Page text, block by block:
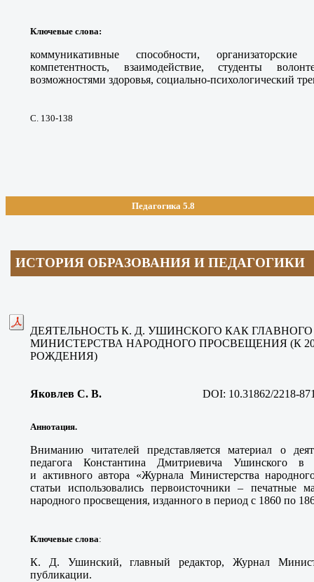
Ключевые слова:
коммуникативные способности, организаторские
компетентность, взаимодействие, студенты
возможностями здоровья, социально-психологический
С. 130-138
Педагогика 5.8
ИСТОРИЯ ОБРАЗОВАНИЯ И ПЕДАГОГИКИ
ДЕЯТЕЛЬНОСТЬ К. Д. УШИНСКОГО КАК
МИНИСТЕРСТВА НАРОДНОГО ПРОСВЕЩЕНИЯ (К
РОЖДЕНИЯ)
Яковлев С. В. DOI: 10.31862/2218-
Аннотация.
Вниманию читателей представляется материал о
педагога Константина Дмитриевича Ушинского в
и активного автора «Журнала Министерства
статьи использовались первоисточники – печатные
народного просвещения, изданного в период с 1860 по
Ключевые слова:
К. Д. Ушинский, главный редактор, Журнал
публикации.